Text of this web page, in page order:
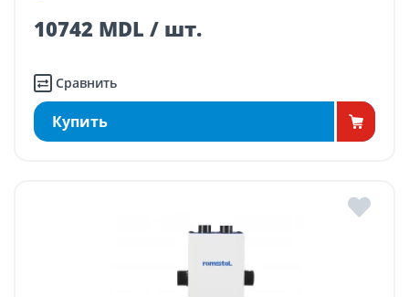
10742 MDL / шт.
Сравнить
Купить